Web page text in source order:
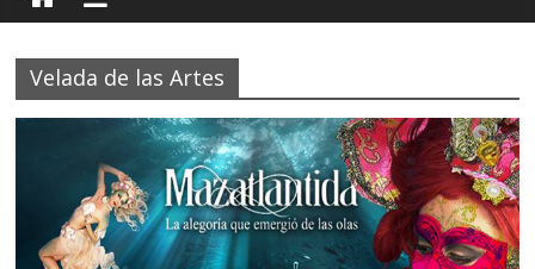
Velada de las Artes